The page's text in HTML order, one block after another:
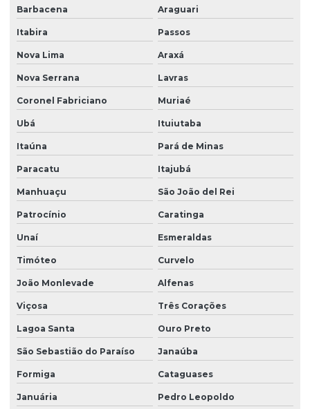
Barbacena Araguari
Itabira Passos
Nova Lima Araxá
Nova Serrana Lavras
Coronel Fabriciano Muriaé
Ubá Ituiutaba
Itaúna Pará de Minas
Paracatu Itajubá
Manhuaçu São João del Rei
Patrocínio Caratinga
Unaí Esmeraldas
Timóteo Curvelo
João Monlevade Alfenas
Viçosa Três Corações
Lagoa Santa Ouro Preto
São Sebastião do Paraíso Janaúba
Formiga Cataguases
Januária Pedro Leopoldo